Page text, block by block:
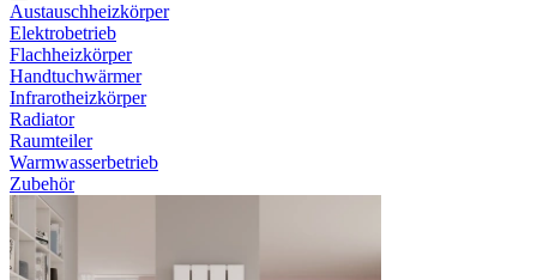
Austauschheizkörper
Elektrobetrieb
Flachheizkörper
Handtuchwärmer
Infrarotheizkörper
Radiator
Raumteiler
Warmwasserbetrieb
Zubehör